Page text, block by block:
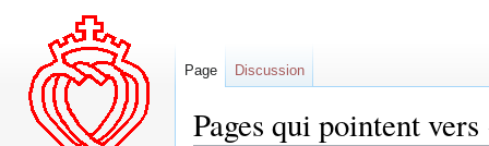
Pages qui pointent
Page Discussion